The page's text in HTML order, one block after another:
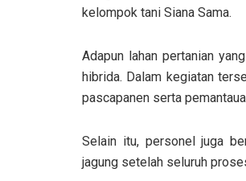
kelompok tani Siana Sama.
Adapun lahan pertanian
hibrida. Dalam kegiatan
pascapanen serta
Selain itu, personel juga
jagung setelah seluruh